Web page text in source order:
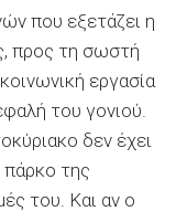
που εξετάζει η
προς τη σωστή
εργασία
του γονιού.
δεν έχει
πάρκο της
του. Και αν ο